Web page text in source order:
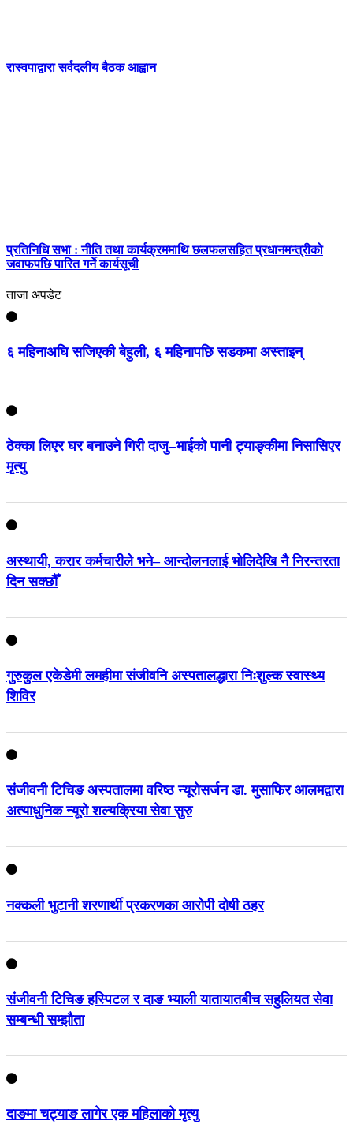
रास्वपाद्वारा सर्वदलीय बैठक आह्वान
प्रतिनिधि सभा : नीति तथा कार्यक्रममाथि छलफलसहित प्रधानमन्त्रीको
जवाफपछि पारित गर्ने कार्यसूची
ताजा अपडेट
६ महिनाअघि सजिएकी बेहुली, ६ महिनापछि सडकमा अस्ताइन्
ठेक्का लिएर घर बनाउने गिरी दाजु–भाईको पानी ट्याङ्कीमा निसासिएर
मृत्यु
अस्थायी, करार कर्मचारीले भने– आन्दोलनलाई भोलिदेखि नै निरन्तरता
दिन सक्छौँ
गुरुकुल एकेडेमी लमहीमा संजीवनि अस्पतालद्धारा निःशुल्क स्वास्थ्य
शिविर
संजीवनी टिचिङ अस्पतालमा वरिष्ठ न्यूरोसर्जन डा. मुसाफिर आलमद्वारा
अत्याधुनिक न्यूरो शल्यक्रिया सेवा सुरु
नक्कली भुटानी शरणार्थी प्रकरणका आरोपी दोषी ठहर
संजीवनी टिचिङ हस्पिटल र दाङ भ्याली यातायातबीच सहुलियत सेवा
सम्बन्धी सम्झौता
दाङमा चट्याङ लागेर एक महिलाको मृत्यु